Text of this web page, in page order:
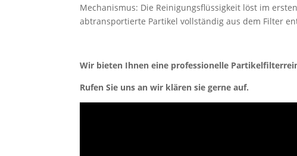
Mechanismus: Die Reinigungsflüssigkeit löst im
abtransportierte Partikel vollständig aus dem Filter
Wir bieten Ihnen eine professionelle
Rufen Sie uns an wir klären sie gerne auf.